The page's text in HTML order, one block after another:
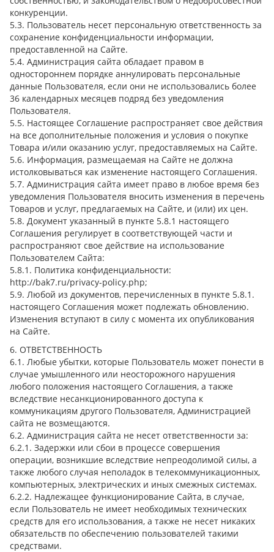
конкуренции.
5.3. Пользователь несет персональную ответственность за
сохранение конфиденциальности информации,
предоставленной на Сайте.
5.4. Администрация сайта обладает правом в
одностороннем порядке аннулировать персональные
данные Пользователя, если они не использовались более
36 календарных месяцев подряд без уведомления
Пользователя.
5.5. Настоящее Соглашение распространяет свое действия
на все дополнительные положения и условия о покупке
Товара и/или оказанию услуг, предоставляемых на Сайте.
5.6. Информация, размещаемая на Сайте не должна
истолковываться как изменение настоящего Соглашения.
5.7. Администрация сайта имеет право в любое время без
уведомления Пользователя вносить изменения в перечень
Товаров и услуг, предлагаемых на Сайте, и (или) их цен.
5.8. Документ указанный в пункте 5.8.1 настоящего
Соглашения регулирует в соответствующей части и
распространяют свое действие на использование
Пользователем Сайта:
5.8.1. Политика конфиденциальности:
http://bak7.ru/privacy-policy.php;
5.9. Любой из документов, перечисленных в пункте 5.8.1.
настоящего Соглашения может подлежать обновлению.
Изменения вступают в силу с момента их опубликования
на Сайте.
6. ОТВЕТСТВЕННОСТЬ
6.1. Любые убытки, которые Пользователь может понести в
случае умышленного или неосторожного нарушения
любого положения настоящего Соглашения, а также
вследствие несанкционированного доступа к
коммуникациям другого Пользователя, Администрацией
сайта не возмещаются.
6.2. Администрация сайта не несет ответственности за:
6.2.1. Задержки или сбои в процессе совершения
операции, возникшие вследствие непреодолимой силы, а
также любого случая неполадок в телекоммуникационных,
компьютерных, электрических и иных смежных системах.
6.2.2. Надлежащее функционирование Сайта, в случае,
если Пользователь не имеет необходимых технических
средств для его использования, а также не несет никаких
обязательств по обеспечению пользователей такими
средствами.